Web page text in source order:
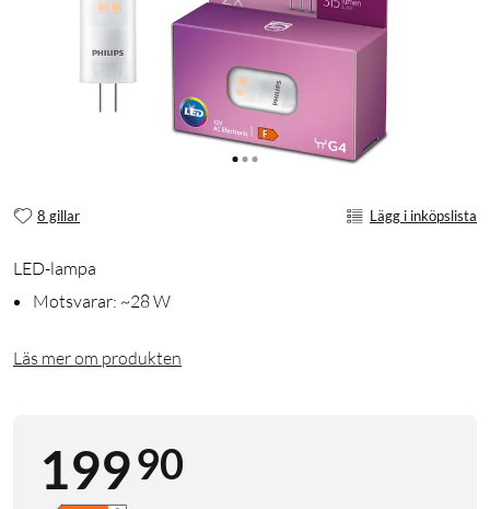
8 gillar Lägg i inköpslista
LED-lampa
Motsvarar: ~28 W
Läs mer om produkten
19990